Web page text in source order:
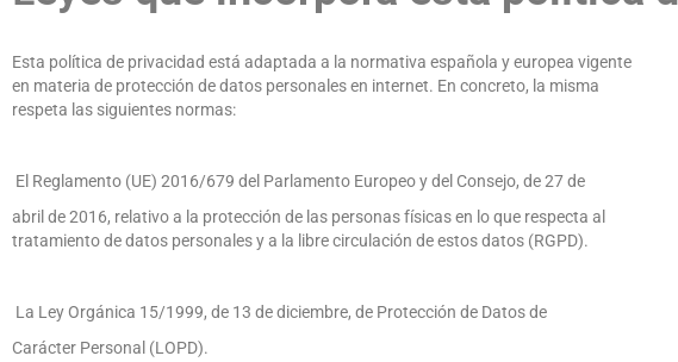
Esta política de privacidad está adaptada a la normativa española y europea vigente
en materia de protección de datos personales en internet. En concreto, la misma
respeta las siguientes normas:
El Reglamento (UE) 2016/679 del Parlamento Europeo y del Consejo, de 27 de
abril de 2016, relativo a la protección de las personas físicas en lo que respecta al
tratamiento de datos personales y a la libre circulación de estos datos (RGPD).
La Ley Orgánica 15/1999, de 13 de diciembre, de Protección de Datos de
Carácter Personal (LOPD).